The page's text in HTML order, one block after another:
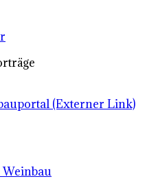
(Externer Link)